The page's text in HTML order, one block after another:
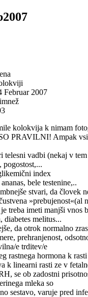
Februar 2007
kolokvija k nimam
PRAVILNI! Ampak vsi
telesni vadbi (nekaj v
pogostost,...
index
bele testenine,..
stvari, da človek
»prebujenost«(al
treba imeti manjši vnos
diabetes melitus...
da otrok normalno
prehranjenost,
e trditev/e
rastnega hormona k
k linearni rasti ze v
se ob zadostni
mleka so
sestavo, varuje pred